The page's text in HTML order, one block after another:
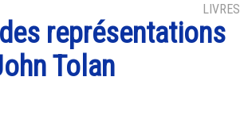
LIVRES
représentations
Tolan